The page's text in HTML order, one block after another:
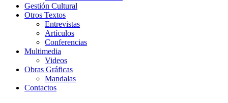
Gestión Cultural
Otros Textos
Entrevistas
Artículos
Conferencias
Multimedia
Videos
Obras Gráficas
Mandalas
Contactos